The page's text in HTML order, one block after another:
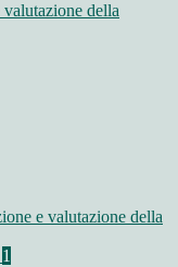
della
e valutazione della
1